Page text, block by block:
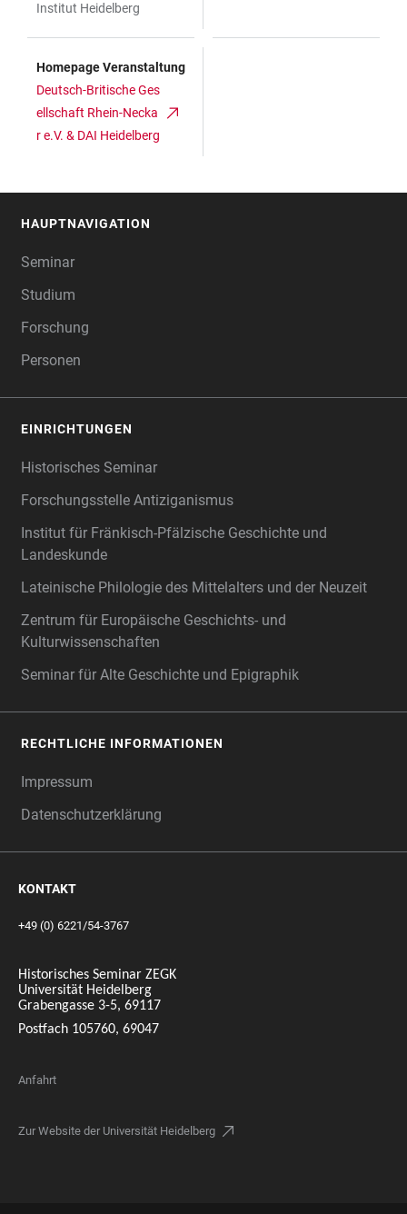
Institut Heidelberg
Homepage Veranstaltung
Deutsch-Britische Ges
ellschaft Rhein-Necka
r e.V. & DAI Heidelberg
HAUPTNAVIGATION
Seminar
Studium
Forschung
Personen
EINRICHTUNGEN
Historisches Seminar
Forschungsstelle Antiziganismus
Institut für Fränkisch-Pfälzische Geschichte und
Landeskunde
Lateinische Philologie des Mittelalters und der Neuzeit
Zentrum für Europäische Geschichts- und
Kulturwissenschaften
Seminar für Alte Geschichte und Epigraphik
RECHTLICHE INFORMATIONEN
Impressum
Datenschutzerklärung
KONTAKT
+49 (0) 6221/54-3767
Historisches Seminar ZEGK
Universität Heidelberg
Grabengasse 3-5, 69117
Postfach 105760, 69047
Anfahrt
Zur Website der Universität Heidelberg